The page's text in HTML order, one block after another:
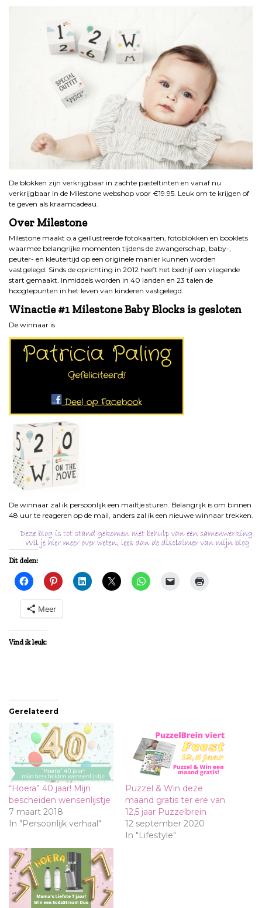
De blokken zijn verkrijgbaar in zachte pasteltinten en vanaf nu
verkrijgbaar in de Milestone webshop voor €19.95. Leuk om te krijgen of
te geven als kraamcadeau.
Over Milestone
Milestone maakt o.a geïllustreerde fotokaarten, fotoblokken en booklets
waarmee belangrijke momenten tijdens de zwangerschap, baby-,
peuter- en kleutertijd op een originele manier kunnen worden
vastgelegd. Sinds de oprichting in 2012 heeft het bedrijf een vliegende
start gemaakt. Inmiddels worden in 40 landen en 23 talen de
hoogtepunten in het leven van kinderen vastgelegd.
Winactie #1 Milestone Baby Blocks is gesloten
De winnaar is
De winnaar zal ik persoonlijk een mailtje sturen. Belangrijk is om binnen
48 uur te reageren op de mail, anders zal ik een nieuwe winnaar trekken.
Dit delen:
Meer
Vind ik leuk:
Gerelateerd
“Hoera” 40 jaar! Mijn
bescheiden wensenlijstje
7 maart 2018
In "Persoonlijk verhaal"
Puzzel & Win deze
maand gratis ter ere van
12,5 jaar Puzzelbrein
12 september 2020
In "Lifestyle"